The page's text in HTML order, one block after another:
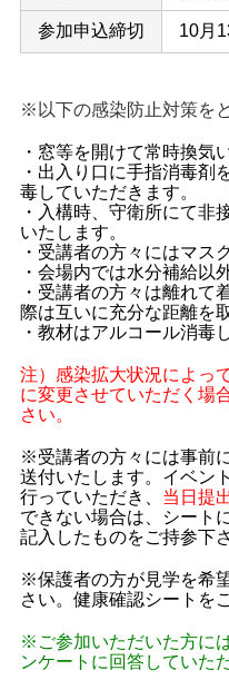
参加申込締切 10月
※以下の感染防止対策を
・窓等を開けて常時換気
・出入り口に手指消毒剤
毒していただきます。
・入構時、守衛所にて非
いたします。
・受講者の方々にはマス
・会場内では水分補給以
・受講者の方々は離れて
際は互いに充分な距離を
・教材はアルコール消毒
注）感染拡大状況によっ
に変更させていただく場
さい。
※受講者の方々には事前
送付いたします。 イベン
行っていただき、 当日提
できない場合は、シート
記入したものをご持参下
※保護者の方が見学を希
さい。健康確認シートを
※ご参加いただいた方に
ンケートに回答していた